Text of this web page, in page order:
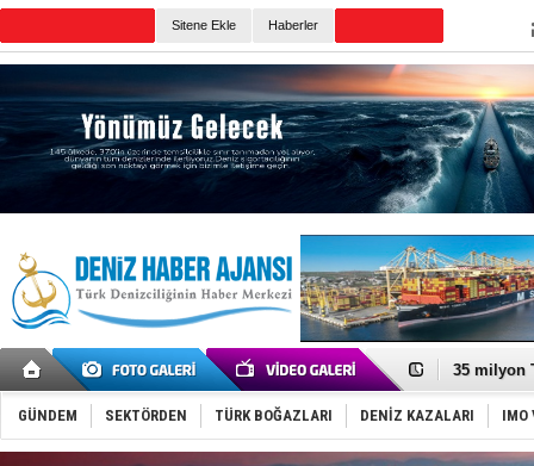
Sitene Ekle Haberler
DESE,
35 milyon
İnsansız
Yüzyıl
Anadolu
Derince,
GÜNDEM SEKTÖRDEN TÜRK BOĞAZLARI DENİZ KAZALARI IMO